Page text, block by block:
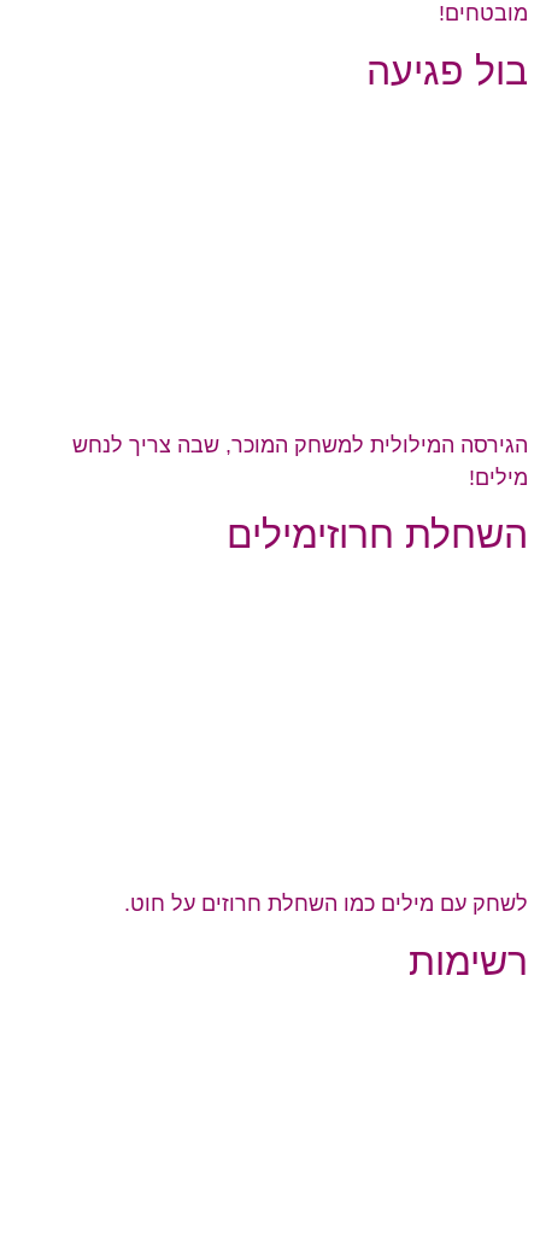
מובטחים!
בול פגיעה
הגירסה המילולית למשחק המוכר, שבה צריך לנחש
מילים!
השחלת חרוזימילים
לשחק עם מילים כמו השחלת חרוזים על חוט.
רשימות